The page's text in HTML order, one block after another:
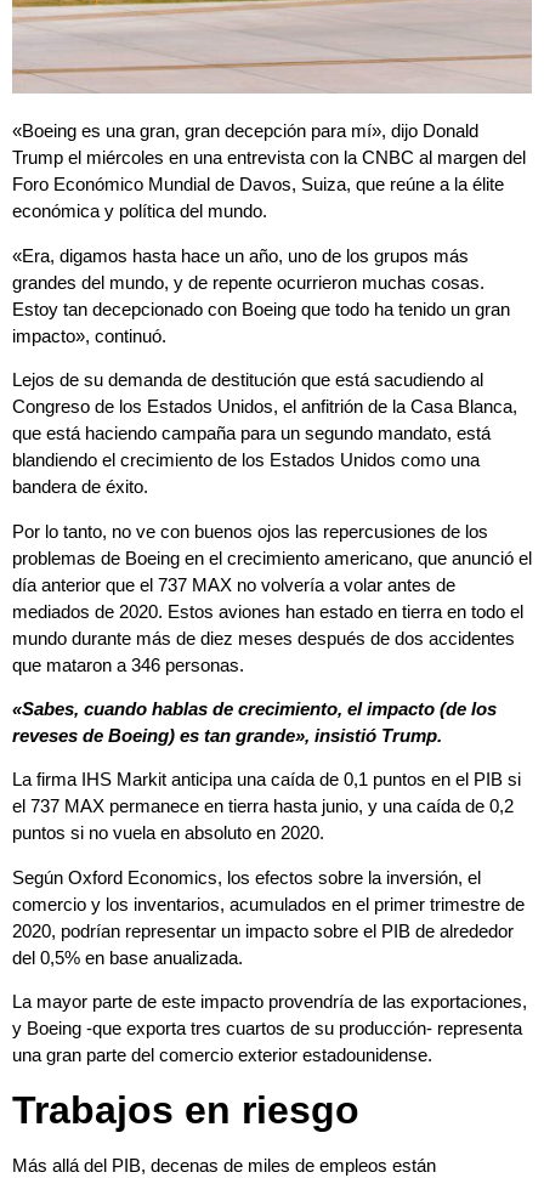
«Boeing es una gran, gran decepción para mí», dijo Donald
Trump el miércoles en una entrevista con la CNBC al margen del
Foro Económico Mundial de Davos, Suiza, que reúne a la élite
económica y política del mundo.
«Era, digamos hasta hace un año, uno de los grupos más
grandes del mundo, y de repente ocurrieron muchas cosas.
Estoy tan decepcionado con Boeing que todo ha tenido un gran
impacto», continuó.
Lejos de su demanda de destitución que está sacudiendo al
Congreso de los Estados Unidos, el anfitrión de la Casa Blanca,
que está haciendo campaña para un segundo mandato, está
blandiendo el crecimiento de los Estados Unidos como una
bandera de éxito.
Por lo tanto, no ve con buenos ojos las repercusiones de los
problemas de Boeing en el crecimiento americano, que anunció el
día anterior que el 737 MAX no volvería a volar antes de
mediados de 2020. Estos aviones han estado en tierra en todo el
mundo durante más de diez meses después de dos accidentes
que mataron a 346 personas.
«Sabes, cuando hablas de crecimiento, el impacto (de los
reveses de Boeing) es tan grande», insistió Trump.
La firma IHS Markit anticipa una caída de 0,1 puntos en el PIB si
el 737 MAX permanece en tierra hasta junio, y una caída de 0,2
puntos si no vuela en absoluto en 2020.
Según Oxford Economics, los efectos sobre la inversión, el
comercio y los inventarios, acumulados en el primer trimestre de
2020, podrían representar un impacto sobre el PIB de alrededor
del 0,5% en base anualizada.
La mayor parte de este impacto provendría de las exportaciones,
y Boeing -que exporta tres cuartos de su producción- representa
una gran parte del comercio exterior estadounidense.
Trabajos en riesgo
Más allá del PIB, decenas de miles de empleos están